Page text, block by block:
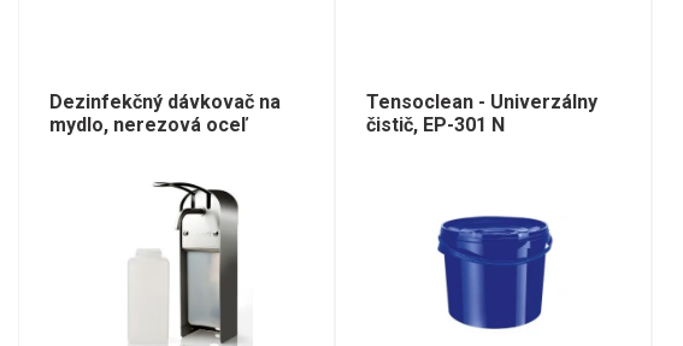
Dezinfekčný dávkovač na
mydlo, nerezová oceľ
Tensoclean - Univerzálny
čistič, EP-301 N